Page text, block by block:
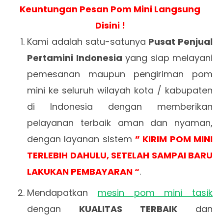
Keuntungan Pesan Pom Mini Langsung
Disini !
Kami adalah satu-satunya Pusat Penjual
Pertamini Indonesia yang siap melayani
pemesanan maupun pengiriman pom
mini ke seluruh wilayah kota / kabupaten
di Indonesia dengan memberikan
pelayanan terbaik aman dan nyaman,
dengan layanan sistem ” KIRIM POM MINI
TERLEBIH DAHULU, SETELAH SAMPAI BARU
LAKUKAN PEMBAYARAN “.
Mendapatkan mesin pom mini tasik
dengan KUALITAS TERBAIK dan